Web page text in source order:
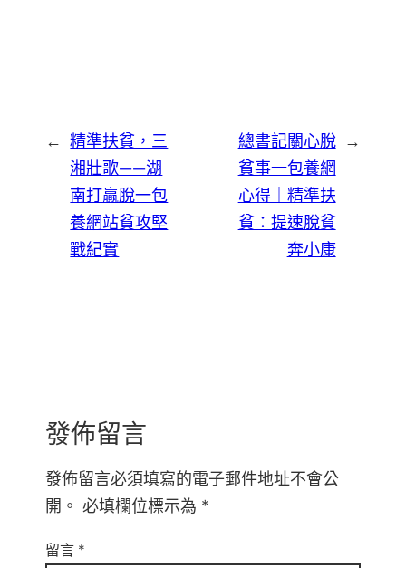
← 精準扶貧，三
湘壯歌——湖
南打贏脫一包
養網站貧攻堅
戰紀實
→
總書記關心脫
貧事一包養網
心得｜精準扶
貧：提速脫貧
奔小康
發佈留言
發佈留言必須填寫的電子郵件地址不會公
開。 必填欄位標示為 *
留言 *